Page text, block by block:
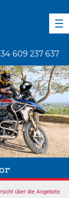
609 237 637
über die Angebote